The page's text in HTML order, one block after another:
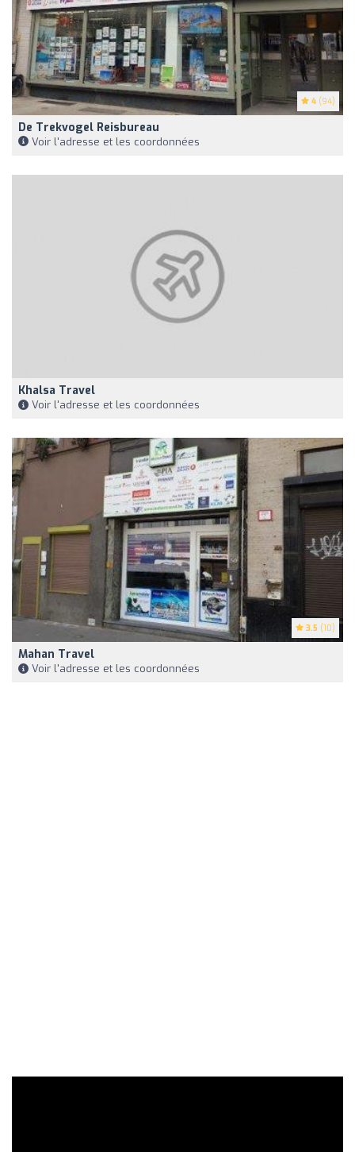
4 (94)
De Trekvogel Reisbureau
Voir l'adresse et les coordonnées
Khalsa Travel
Voir l'adresse et les coordonnées
3.5 (10)
Mahan Travel
Voir l'adresse et les coordonnées